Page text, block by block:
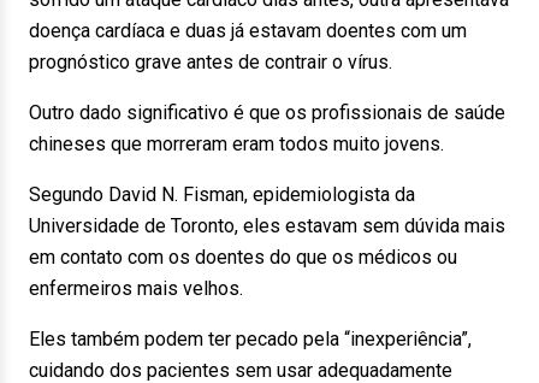
doença cardíaca e duas já estavam doentes com um
prognóstico grave antes de contrair o vírus.
Outro dado significativo é que os profissionais de saúde
chineses que morreram eram todos muito jovens.
Segundo David N. Fisman, epidemiologista da
Universidade de Toronto, eles estavam sem dúvida mais
em contato com os doentes do que os médicos ou
enfermeiros mais velhos.
Eles também podem ter pecado pela “inexperiência”,
cuidando dos pacientes sem usar adequadamente